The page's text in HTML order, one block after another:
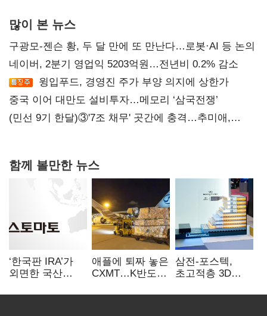
많이 본 뉴스
구광모-젠슨 황, 두 달 만에 또 만난다…로봇·AI 등 논의
네이버, 2분기 영업익 5203억원…전년비 0.2% 감소
윙입푸드, 경영진 주가 부양 의지에 상한가
중국 이어 대만도 설비투자…메모리 ‘삼국전쟁’
(민선 9기 한달)③'7조 채무' 곳간에 충격…추미애,
함께 볼만한 뉴스
‘한국판 IRA’가
외면한 국산
실효성에 ‘의문’
애플에 퇴짜 놓은
CXMT…K반도체
삼전-포스텍,
초고적층 3D
성능·전력효율